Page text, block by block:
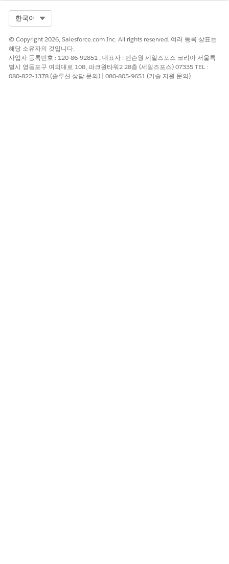
한국어
© Copyright 2026, Salesforce.com Inc. All rights reserved. 여러 등록 상표는
해당 소유자의 것입니다.
사업자 등록번호 : 120-86-92851 , 대표자 : 벤슨웡 세일즈포스 코리아 서울특
별시 영등포구 여의대로 108, 파크원타워2 28층 (세일즈포스) 07335 TEL :
080-822-1378 (솔루션 상담 문의) | 080-805-9651 (기술 지원 문의)